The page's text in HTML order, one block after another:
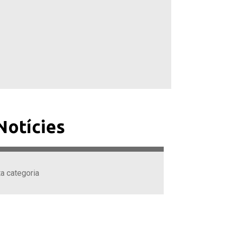
categoria